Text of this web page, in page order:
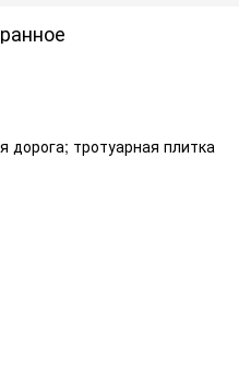
дорога; тротуарная плитка